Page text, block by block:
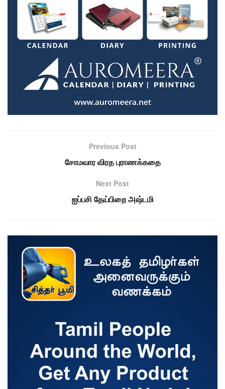
Previous Post
சோமவார விரத புராணக்கதை
Next Post
ஐப்பசி தேய்பிறை அஷ்டமி